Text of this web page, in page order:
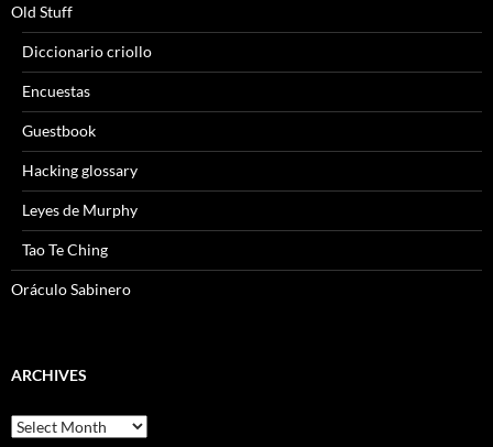
Old Stuff
Diccionario criollo
Encuestas
Guestbook
Hacking glossary
Leyes de Murphy
Tao Te Ching
Oráculo Sabinero
ARCHIVES
Archives